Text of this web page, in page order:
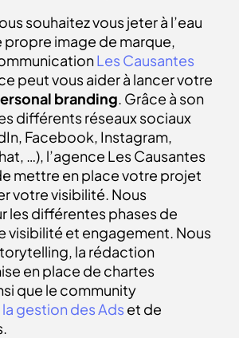
souhaitez vous jeter à l’eau
propre image de marque,
Les Causantes
peut vous aider à lancer votre
branding. Grâce à son
différents réseaux sociaux
Facebook, Instagram,
…), l’agence Les Causantes
mettre en place votre projet
votre visibilité. Nous
les différentes phases de
visibilité et engagement. Nous
la rédaction
en place de chartes
que le community
la gestion des Ads et de